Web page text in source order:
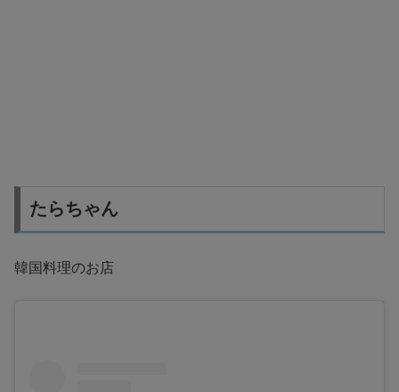
たらちゃん
韓国料理のお店